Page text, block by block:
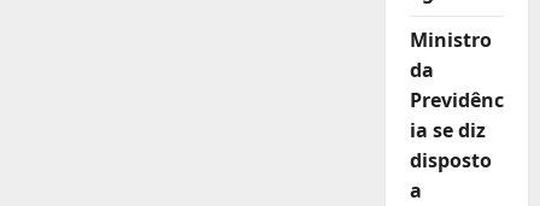
Ministro
da
Previdênc
ia se diz
disposto
a